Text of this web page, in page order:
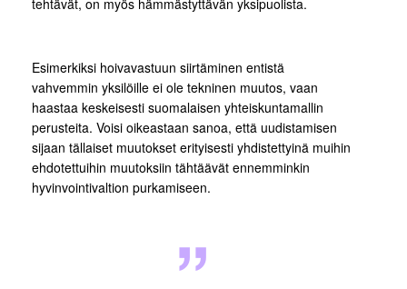
Esimerkiksi hoivavastuun siirtäminen entistä
vahvemmin yksilöille ei ole tekninen muutos, vaan
haastaa keskeisesti suomalaisen yhteiskuntamallin
perusteita. Voisi oikeastaan sanoa, että uudistamisen
sijaan tällaiset muutokset erityisesti yhdistettyinä muihin
ehdotettuihin muutoksiin tähtäävät ennemminkin
hyvinvointivaltion purkamiseen.